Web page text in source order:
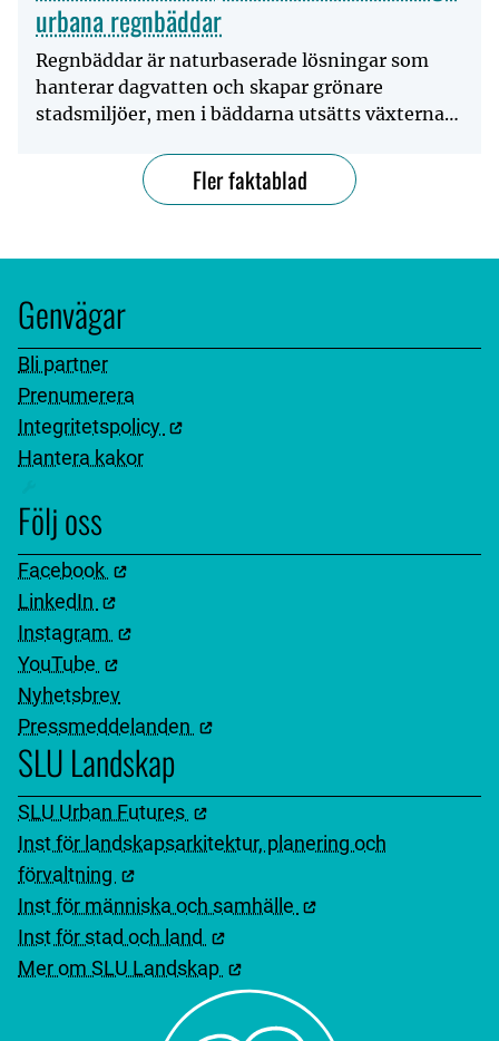
urbana regnbäddar
Regnbäddar är naturbaserade lösningar som
hanterar dagvatten och skapar grönare
stadsmiljöer, men i bäddarna utsätts växterna
Fler faktablad
Genvägar
Bli partner
Prenumerera
Integritetspolicy
Hantera kakor
Följ oss
Facebook
LinkedIn
Instagram
YouTube
Nyhetsbrev
Pressmeddelanden
SLU Landskap
SLU Urban Futures
Inst för landskapsarkitektur, planering och
förvaltning
Inst för människa och samhälle
Inst för stad och land
Mer om SLU Landskap